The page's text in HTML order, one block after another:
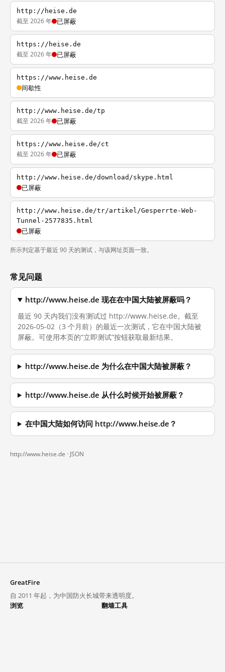
http://heise.de
截至 2026 年 已屏蔽
https://heise.de
截至 2026 年 已屏蔽
https://www.heise.de
间歇性
http://www.heise.de/tp
截至 2026 年 已屏蔽
https://www.heise.de/ct
截至 2026 年 已屏蔽
http://www.heise.de/download/skype.html
已屏蔽
http://www.heise.de/tr/artikel/Gesperrte-Web-
Tunnel-2577835.html
已屏蔽
所示判定基于最近 90 天的测试，与该网址页面一致。
常见问题
http://www.heise.de 现在在中国大陆被屏蔽吗？
最近 90 天内我们没有测试过 http://www.heise.de。截至
2026-05-02（3 个月前）的最近一次测试，它在中国大陆被
屏蔽。可使用本页的“立即测试”按钮获取最新结果。
http://www.heise.de 为什么在中国大陆被屏蔽？
http://www.heise.de 从什么时候开始被屏蔽？
在中国大陆如何访问 http://www.heise.de？
http://www.heise.de · JSON
GreatFire
自 2011 年起，为中国防火长城带来透明度。
浏览
翻墙工具